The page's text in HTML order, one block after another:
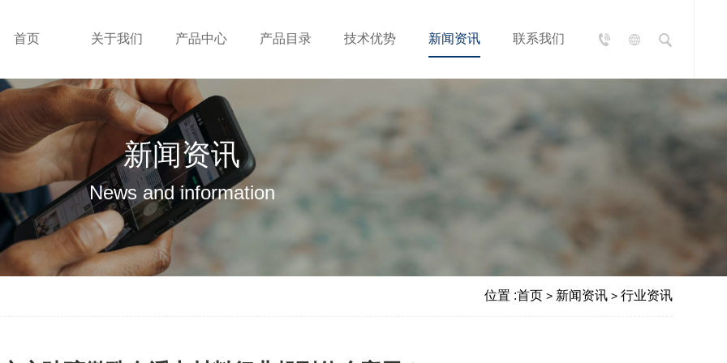
首页 关于我们 产品中心 产品目录 技术优势 新闻资讯 联系我们
新闻资讯
News and information
位置 :首页 > 新闻资讯> 行业资讯